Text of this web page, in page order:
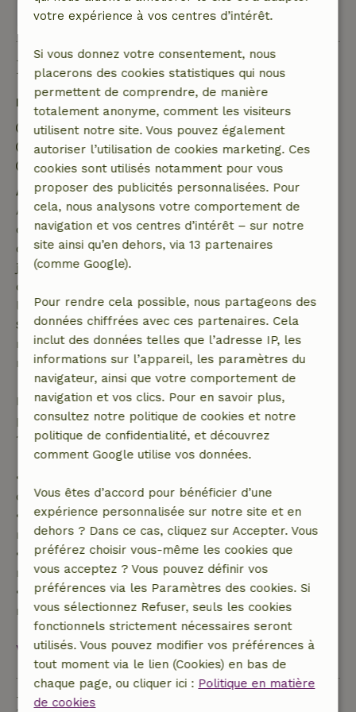
Voir les 2 avis
Bon à savoir
Détails du séjour
Arrivée: 15:00- 22:00
Départ: 07:00- 11:00
Séjour sans contact possible
Annulation gratuite dans les 7 jours
Annulation gratuite dans les 7 jours suivant la
confirmation de ta réservation, à condition que la
demande de réservation ait été effectuée plus de 28
jours avant la date de début. Pour les réservations
dont la date de début est dans les 28 jours,
l'annulation gratuite s'applique dans les 24 heures.
Si tu annules dans le délai indiqué, tu as droit à un
remboursement intégral du montant de la
réservation.
Passé ce délai, tu recevras un remboursement
partiel du coût du séjour et un remboursement à
100 % de l'acompte :
• Jusqu'à 42 jours avant l'arrivée : remboursement
de 70 %
• Entre 42 et 28 jours avant l'arrivée :
remboursement de 40 %
• De 28 jours avant l'arrivée jusqu'au jour même :
remboursement de 10 %
• Le jour de l'arrivée ou après : aucun
remboursement
Voir tout
Durabilité
votre expérience à vos centres d’intérêt.
Si vous donnez votre consentement, nous
placerons des cookies statistiques qui nous
permettent de comprendre, de manière
totalement anonyme, comment les visiteurs
utilisent notre site. Vous pouvez également
autoriser l’utilisation de cookies marketing. Ces
cookies sont utilisés notamment pour vous
proposer des publicités personnalisées. Pour
cela, nous analysons votre comportement de
navigation et vos centres d’intérêt – sur notre
site ainsi qu’en dehors, via 13 partenaires
(comme Google).
Pour rendre cela possible, nous partageons des
données chiffrées avec ces partenaires. Cela
inclut des données telles que l’adresse IP, les
informations sur l’appareil, les paramètres du
navigateur, ainsi que votre comportement de
navigation et vos clics. Pour en savoir plus,
consultez notre politique de cookies et notre
politique de confidentialité, et découvrez
comment Google utilise vos données.
Vous êtes d’accord pour bénéficier d’une
expérience personnalisée sur notre site et en
dehors ? Dans ce cas, cliquez sur Accepter. Vous
préférez choisir vous-même les cookies que
vous acceptez ? Vous pouvez définir vos
préférences via les Paramètres des cookies. Si
vous sélectionnez Refuser, seuls les cookies
fonctionnels strictement nécessaires seront
utilisés. Vous pouvez modifier vos préférences à
tout moment via le lien (Cookies) en bas de
chaque page, ou cliquer ici : Politique en matière
de cookies